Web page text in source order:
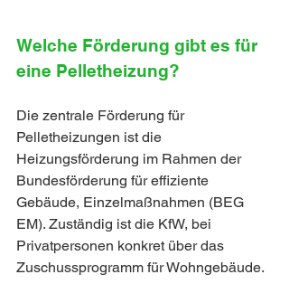
Welche Förderung gibt es für
eine Pelletheizung?
Die zentrale Förderung für
Pelletheizungen ist die
Heizungsförderung im Rahmen der
Bundesförderung für effiziente
Gebäude, Einzelmaßnahmen (BEG
EM). Zuständig ist die KfW, bei
Privatpersonen konkret über das
Zuschussprogramm für Wohngebäude.